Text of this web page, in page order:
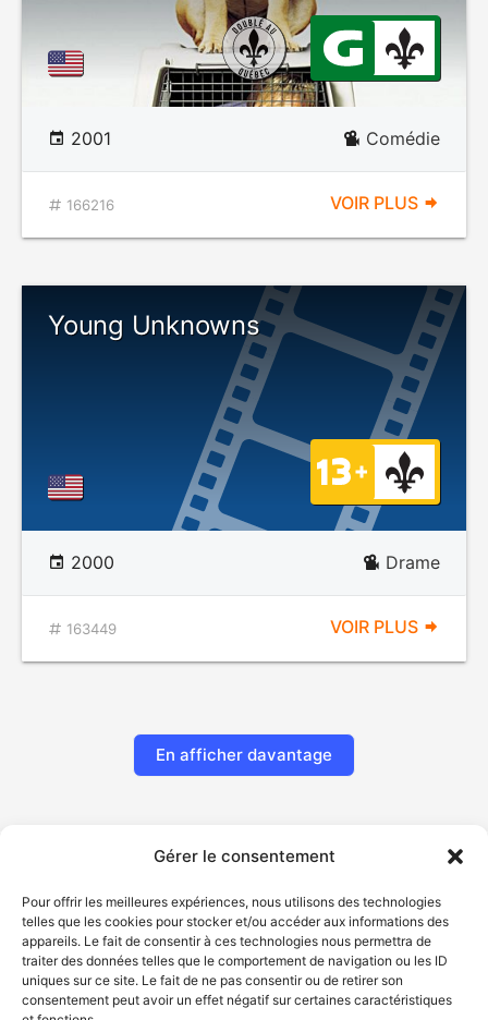
Gérer le consentement
Pour offrir les meilleures expériences, nous utilisons des technologies
telles que les cookies pour stocker et/ou accéder aux informations des
appareils. Le fait de consentir à ces technologies nous permettra de
traiter des données telles que le comportement de navigation ou les ID
uniques sur ce site. Le fait de ne pas consentir ou de retirer son
consentement peut avoir un effet négatif sur certaines caractéristiques
2001 Comédie
166216 VOIR PLUS
Young Unknowns
2000 Drame
163449 VOIR PLUS
En afficher davantage
© Gouvernement du Québec, 2026